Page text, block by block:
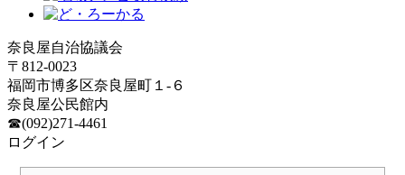
奈良屋自治協議会
〒812-0023
福岡市博多区奈良屋町１-６
奈良屋公民館内
☎(092)271-4461
ログイン